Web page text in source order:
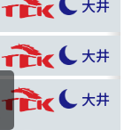
大井
大井
大井